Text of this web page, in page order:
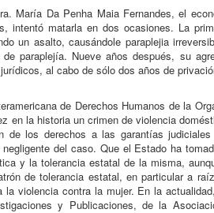
María Da Penha Maia Fernandes, el
intentó matarla en dos ocasiones. La
un asalto, causándole paraplejia
paraplejía. Nueve años después, su
al cabo de sólo dos años de
de Derechos Humanos de la
en la historia un crimen de violencia
de los derechos a las garantías
del caso. Que el Estado ha
y la tolerancia estatal de la misma,
de tolerancia estatal, en particular a
violencia contra la mujer. En la
y Publicaciones, de la